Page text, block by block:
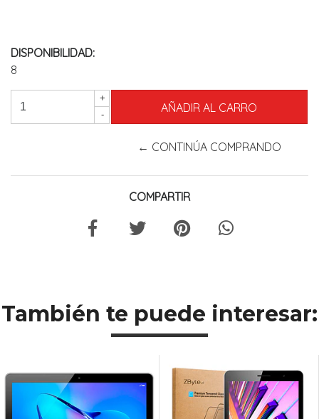
DISPONIBILIDAD:
8
+
-
← CONTINÚA COMPRANDO
COMPARTIR
También te puede interesar: